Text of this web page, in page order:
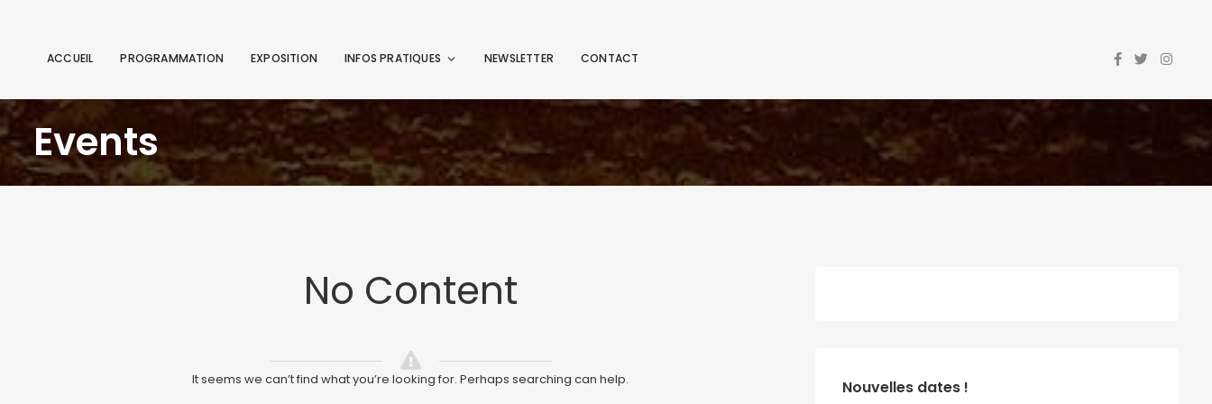
ACCUEIL PROGRAMMATION EXPOSITION INFOS PRATIQUES NEWSLETTER CONTACT
Events
No Content
It seems we can’t find what you’re looking for. Perhaps searching can help. Nouvelles dates !